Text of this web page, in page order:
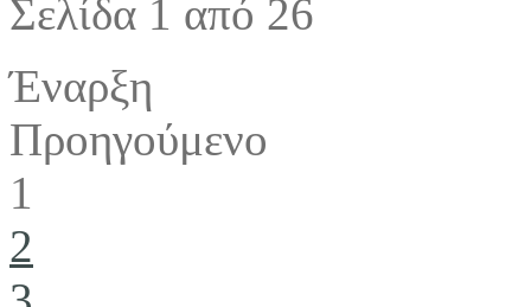
Σελίδα 1 από 26
Έναρξη
Προηγούμενο
1
2